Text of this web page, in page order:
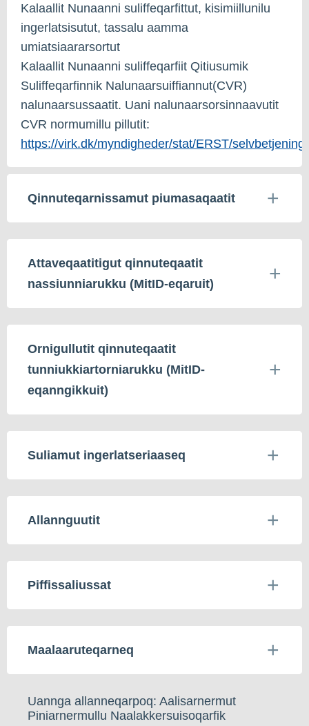
Kalaallit Nunaanni suliffeqarfittut, kisimiillunilu
ingerlatsisutut, tassalu aamma
umiatsiaararsortut
Kalaallit Nunaanni suliffeqarfiit Qitiusumik
Suliffeqarfinnik Nalunaarsuiffiannut(CVR)
nalunaarsussaatit. Uani nalunaarsorsinnaavutit
CVR normumillu pillutit:
https://virk.dk/myndigheder/stat/ERST/
Qinnuteqarnissamut piumasaqaatit
Attaveqaatitigut qinnuteqaatit
nassiunniarukku (MitID-eqaruit)
Ornigullutit qinnuteqaatit
tunniukkiartorniarukku (MitID-
eqanngikkuit)
Suliamut ingerlatseriaaseq
Allannguutit
Piffissaliussat
Maalaaruteqarneq
Uannga allanneqarpoq: Aalisarnermut
Piniarnermullu Naalakkersuisoqarfik